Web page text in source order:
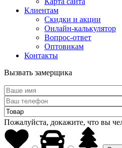
Клиентам
Скидки и акции
Онлайн-калькулятор
Вопрос-ответ
Оптовикам
Контакты
Вызвать замерщика
Пожалуйста, докажите, что вы